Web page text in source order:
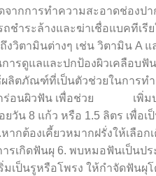
จากการทำความสะอาดช่องป
ชำระล้างและฆ่าเชื่อแบคทีเ
ตามินต่างๆ เช่น วิตามิน A แ
ลและปกป้องผิวเคลือบฟัน
ลิตภัณฑ์ที่เป็นตัวช่วยในการท
กร่อนผิวฟัน เพื่อช่วย เพิ่ม
วัน 8 แก้ว หรือ 1.5 ลิตร เพื่อ
งเคี้ยวหมากฝรั่งให้เลือกเ
เกิดฟันผุ 6. พบหมอฟันเป็นปร
เป็นรูหรือโพรง ให้กำจัดฟันผุ